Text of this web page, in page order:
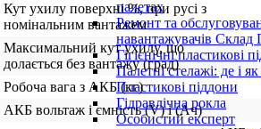
палетах
Ремонт та
навантажувачів
Гігієнічні пластикові
Палетні стелажі: де і
Пластикові піддони
Гідравлічна рокла
Особистий експерт
Кут ухилу поверхні %, при русі з
номінальним вантажем
Максимальний кут ухилу, що
долається без вантажу (град)
Робоча вага з АКБ (кг)
АКБ вольтаж і ємність (V) і (Ач)